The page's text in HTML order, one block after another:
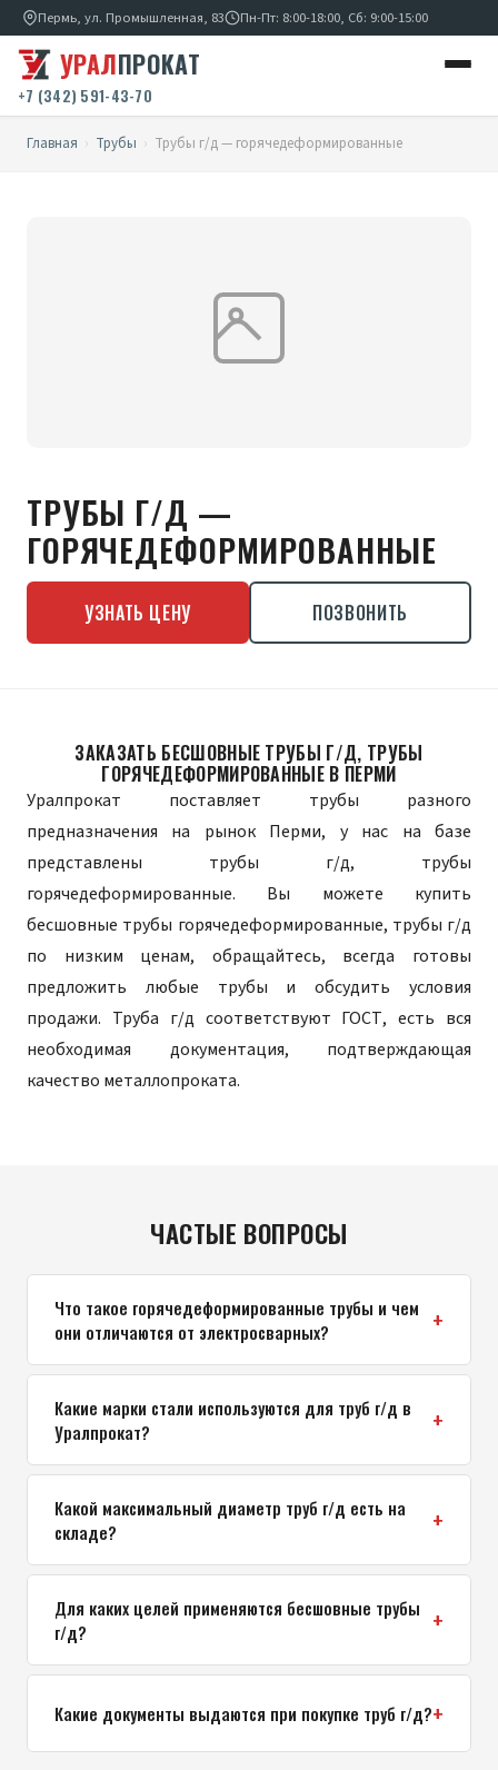
Пермь, ул. Промышленная, 83 Пн-Пт: 8:00-18:00, Сб: 9:00-15:00
УРАЛПРОКАТ
+7 (342) 591-43-70
Главная › Трубы › Трубы г/д — горячедеформированные
ТРУБЫ Г/Д —
ГОРЯЧЕДЕФОРМИРОВАННЫЕ
УЗНАТЬ ЦЕНУ ПОЗВОНИТЬ
ЗАКАЗАТЬ БЕСШОВНЫЕ ТРУБЫ Г/Д, ТРУБЫ
ГОРЯЧЕДЕФОРМИРОВАННЫЕ В ПЕРМИ
Уралпрокат поставляет трубы разного
предназначения на рынок Перми, у нас на базе
представлены трубы г/д, трубы
горячедеформированные. Вы можете купить
бесшовные трубы горячедеформированные, трубы г/д
по низким ценам, обращайтесь, всегда готовы
предложить любые трубы и обсудить условия
продажи. Труба г/д соответствуют ГОСТ, есть вся
необходимая документация, подтверждающая
качество металлопроката.
ЧАСТЫЕ ВОПРОСЫ
Что такое горячедеформированные трубы и чем
они отличаются от электросварных?
Какие марки стали используются для труб г/д в
Уралпрокат?
Какой максимальный диаметр труб г/д есть на
складе?
Для каких целей применяются бесшовные трубы
г/д?
Какие документы выдаются при покупке труб г/д?